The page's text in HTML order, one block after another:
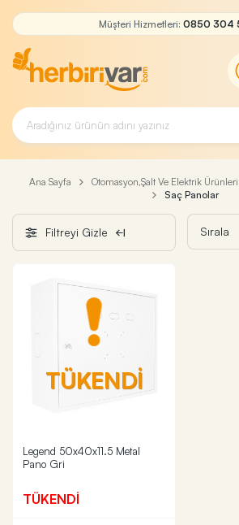
Müşteri Hizmetleri: 0850 304
Ana Sayfa Otomasyon,Şalt Ve Elektrik Ürünleri
Saç Panolar
Filtreyi Gizle
TÜKENDİ
Legend 50x40x11.5 Metal
Pano Gri
TÜKENDİ